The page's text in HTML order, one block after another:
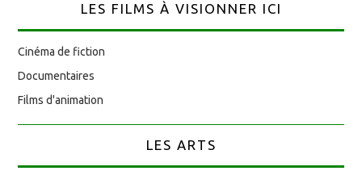
LES FILMS À VISIONNER ICI
Cinéma de fiction
Documentaires
Films d'animation
LES ARTS